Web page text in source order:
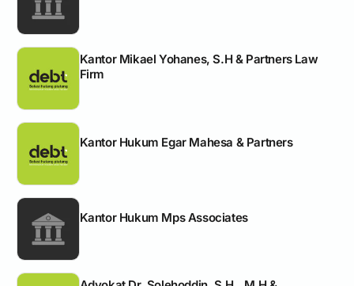
Kantor Mikael Yohanes, S.H & Partners Law
Firm
Kantor Hukum Egar Mahesa & Partners
Kantor Hukum Mps Associates